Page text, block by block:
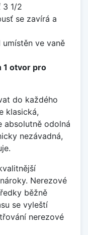
3 1/2
se zavírá a
umístěn ve vaně
1 otvor pro
do každého
klasická,
absolutně odolná
nezávadná,
Nerezové
běžně
se vyleští
nerezové